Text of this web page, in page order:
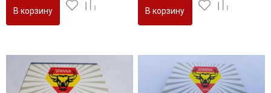
В корзину В корзину